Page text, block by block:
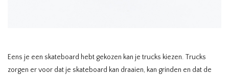
Eens je een skateboard hebt gekozen kan je trucks kiezen. Trucks
zorgen er voor dat je skateboard kan draaien, kan grinden en dat de